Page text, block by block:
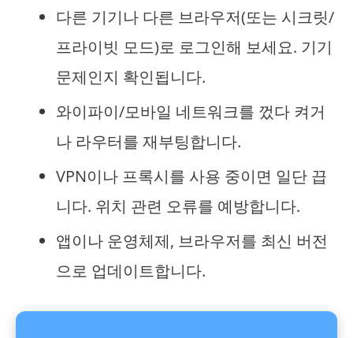
다른 기기나 다른 브라우저(또는 시크릿/
프라이빗 모드)로 로그인해 보세요. 기기
문제인지 확인됩니다.
와이파이/모바일 네트워크를 껐다 켜거
나 라우터를 재부팅합니다.
VPN이나 프록시를 사용 중이면 일단 끕
니다. 위치 관련 오류를 예방합니다.
앱이나 운영체제, 브라우저를 최신 버전
으로 업데이트합니다.